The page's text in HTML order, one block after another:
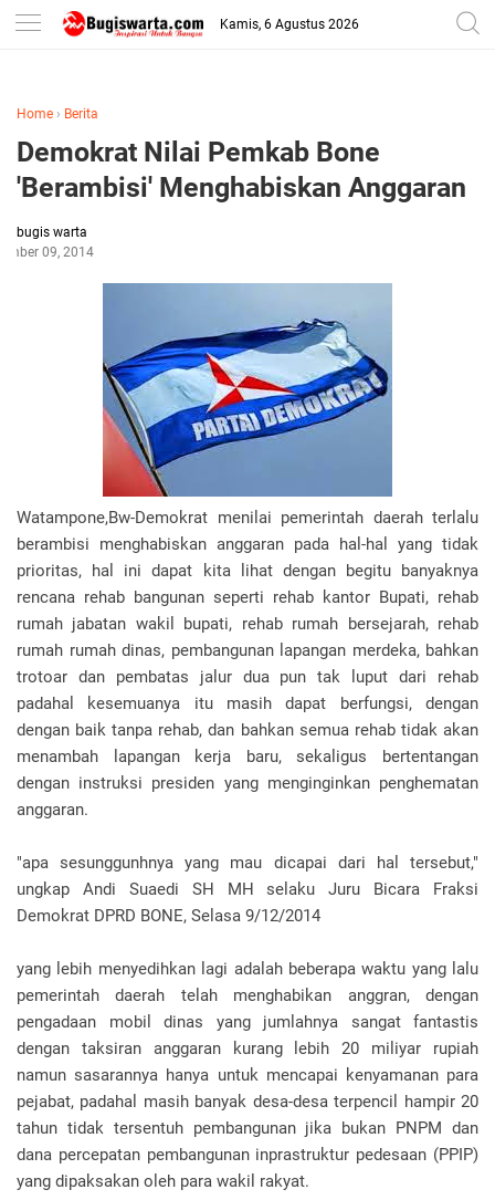
-->
Kamis, 6 Agustus 2026
Home › Berita
Demokrat Nilai Pemkab Bone
'Berambisi' Menghabiskan Anggaran
bugis warta
09, 2014
Watampone,Bw-Demokrat menilai pemerintah daerah terlalu
berambisi menghabiskan anggaran pada hal-hal yang tidak
prioritas, hal ini dapat kita lihat dengan begitu banyaknya
rencana rehab bangunan seperti rehab kantor Bupati, rehab
rumah jabatan wakil bupati, rehab rumah bersejarah, rehab
rumah rumah dinas, pembangunan lapangan merdeka, bahkan
trotoar dan pembatas jalur dua pun tak luput dari rehab
padahal kesemuanya itu masih dapat berfungsi, dengan
dengan baik tanpa rehab, dan bahkan semua rehab tidak akan
menambah lapangan kerja baru, sekaligus bertentangan
dengan instruksi presiden yang menginginkan penghematan
anggaran.
"apa sesunggunhnya yang mau dicapai dari hal tersebut,"
ungkap Andi Suaedi SH MH selaku Juru Bicara Fraksi
Demokrat DPRD BONE, Selasa 9/12/2014
yang lebih menyedihkan lagi adalah beberapa waktu yang lalu
pemerintah daerah telah menghabikan anggran, dengan
pengadaan mobil dinas yang jumlahnya sangat fantastis
dengan taksiran anggaran kurang lebih 20 miliyar rupiah
namun sasarannya hanya untuk mencapai kenyamanan para
pejabat, padahal masih banyak desa-desa terpencil hampir 20
tahun tidak tersentuh pembangunan jika bukan PNPM dan
dana percepatan pembangunan inprastruktur pedesaan (PPIP)
yang dipaksakan oleh para wakil rakyat.